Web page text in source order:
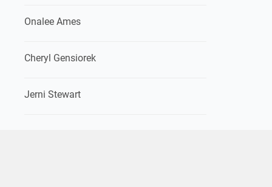
Onalee Ames
Cheryl Gensiorek
Jerni Stewart